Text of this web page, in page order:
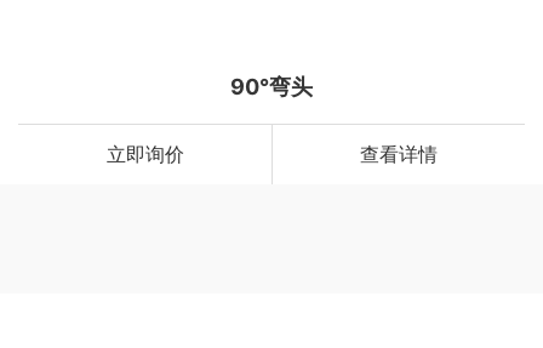
90°弯头
立即询价 查看详情